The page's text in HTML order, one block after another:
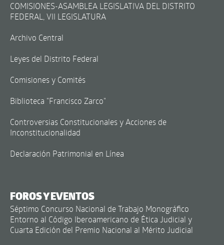
COMISIONES-ASAMBLEA LEGISLATIVA DEL DISTRITO
FEDERAL, VII LEGISLATURA
Archivo Central
Leyes del Distrito Federal
Comisiones y Comités
Biblioteca "Francisco Zarco"
Controversias Constitucionales y Acciones de
Inconstitucionalidad
Declaración Patrimonial en Línea
FOROS Y EVENTOS
Séptimo Concurso Nacional de Trabajo Monográfico
Entorno al Código Iberoamericano de Ética Judicial y
Cuarta Edición del Premio Nacional al Mérito Judicial